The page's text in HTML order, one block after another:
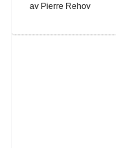
av Pierre Rehov